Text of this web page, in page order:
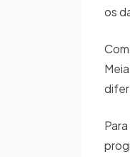
os